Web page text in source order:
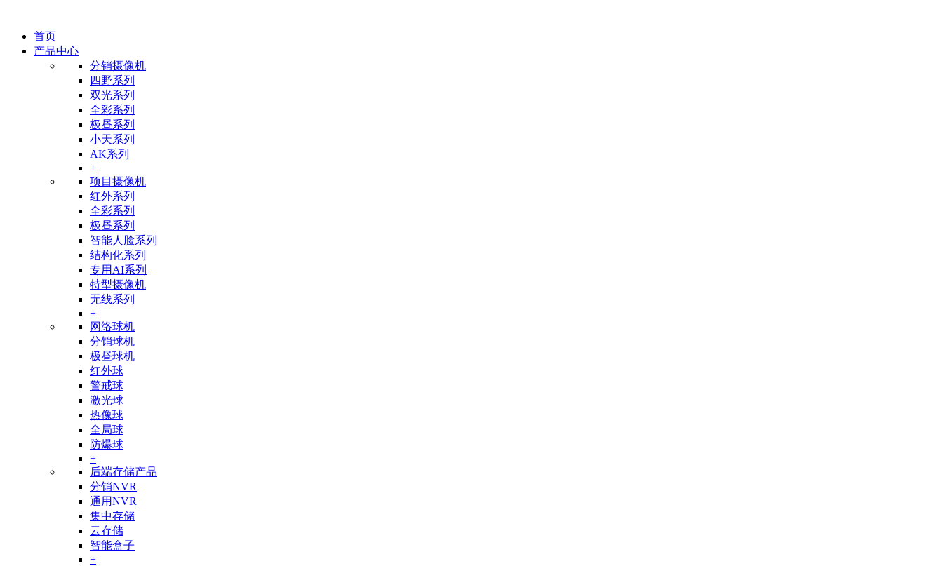
首页
产品中心
分销摄像机
四野系列
双光系列
全彩系列
极昼系列
小天系列
AK系列
+
项目摄像机
红外系列
全彩系列
极昼系列
智能人脸系列
结构化系列
专用AI系列
特型摄像机
无线系列
+
网络球机
分销球机
极昼球机
红外球
警戒球
激光球
热像球
全局球
防爆球
+
后端存储产品
分销NVR
通用NVR
集中存储
云存储
智能盒子
+